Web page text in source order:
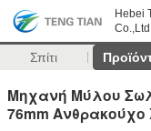
Hebei
Σπίτι
Μηχανή Μύλου
76mm